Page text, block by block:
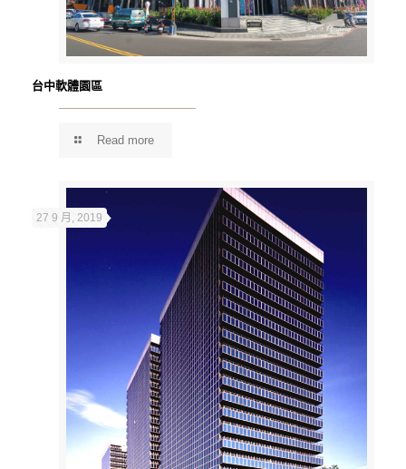
台中軟體園區
Read more
27 9 月, 2019